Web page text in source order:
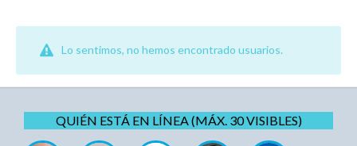
Lo sentimos, no hemos encontrado usuarios.
QUIÉN ESTÁ EN LÍNEA (MÁX. 30 VISIBLES)